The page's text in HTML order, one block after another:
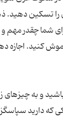
را تسکین
چقدر مهم و
کنید. اجازه
و به چیزهای
که دارید